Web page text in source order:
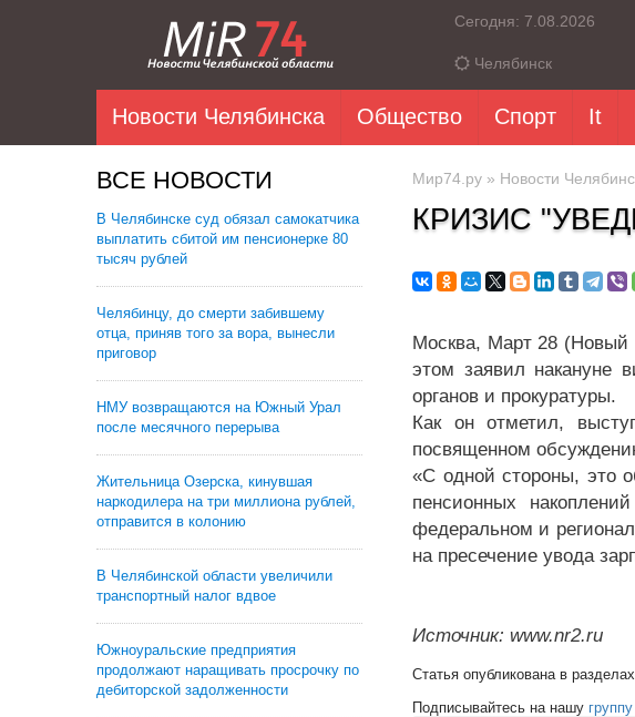
Сегодня: 7.08.2026
Челябинск
Новости Челябинска Общество Спорт It
ВСЕ НОВОСТИ
В Челябинске суд обязал самокатчика
выплатить сбитой им пенсионерке 80
тысяч рублей
Челябинцу, до смерти забившему
отца, приняв того за вора, вынесли
приговор
НМУ возвращаются на Южный Урал
после месячного перерыва
Жительница Озерска, кинувшая
наркодилера на три миллиона рублей,
отправится в колонию
В Челябинской области увеличили
транспортный налог вдвое
Южноуральские предприятия
продолжают наращивать просрочку по
дебиторской задолженности
Мир74.ру » Новости
КРИЗИС
Москва, Март 28 (Новый
этом заявил накануне
органов и прокуратуры.
Как он отметил,
посвященном
«С одной стороны, это
пенсионных
федеральном и
на пресечение увода
Источник: www.nr2.ru
Статья опубликована в
Подписывайтесь на нашу